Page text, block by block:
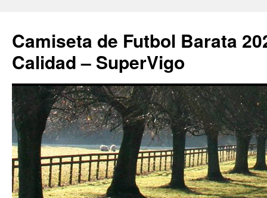
Camiseta de Futbol Barata
Calidad – SuperVigo